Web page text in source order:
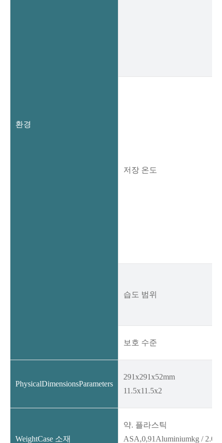
환경
저장 온도
습도 범위
보호 수준
PhysicalDimensionsParameters
291x291x52mm
11.5x11.5x2
WeightCase 소재
약. 플라스틱
ASA,0,91Aluminiumkg / 2.0